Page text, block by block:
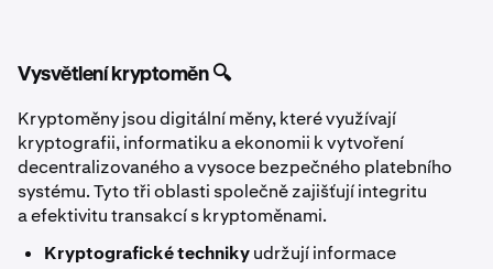
Vysvětlení kryptoměn 🔍
Kryptoměny jsou digitální měny, které využívají
kryptografii, informatiku a ekonomii k vytvoření
decentralizovaného a vysoce bezpečného platebního
systému. Tyto tři oblasti společně zajišťují integritu
a efektivitu transakcí s kryptoměnami.
Kryptografické technikyudržují informace